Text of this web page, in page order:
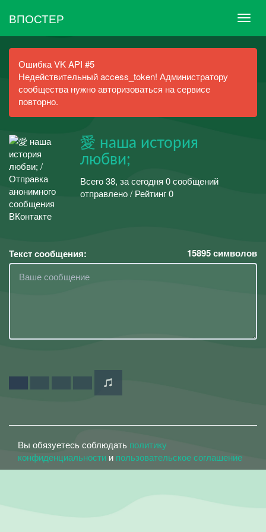
ВПОСТЕР
Ошибка VK API #5
Недействительный access_token! Администратору
сообщества нужно авторизоваться на сервисе
повторно.
愛 наша история
любви;
Всего 38, за сегодня 0 сообщений
отправлено / Рейтинг 0
Текст сообщения: 15895символов
Вы обязуетесь соблюдать политику
конфиденциальности и пользовательское соглашение